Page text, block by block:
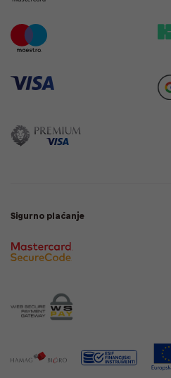
Sigurno plaćanje